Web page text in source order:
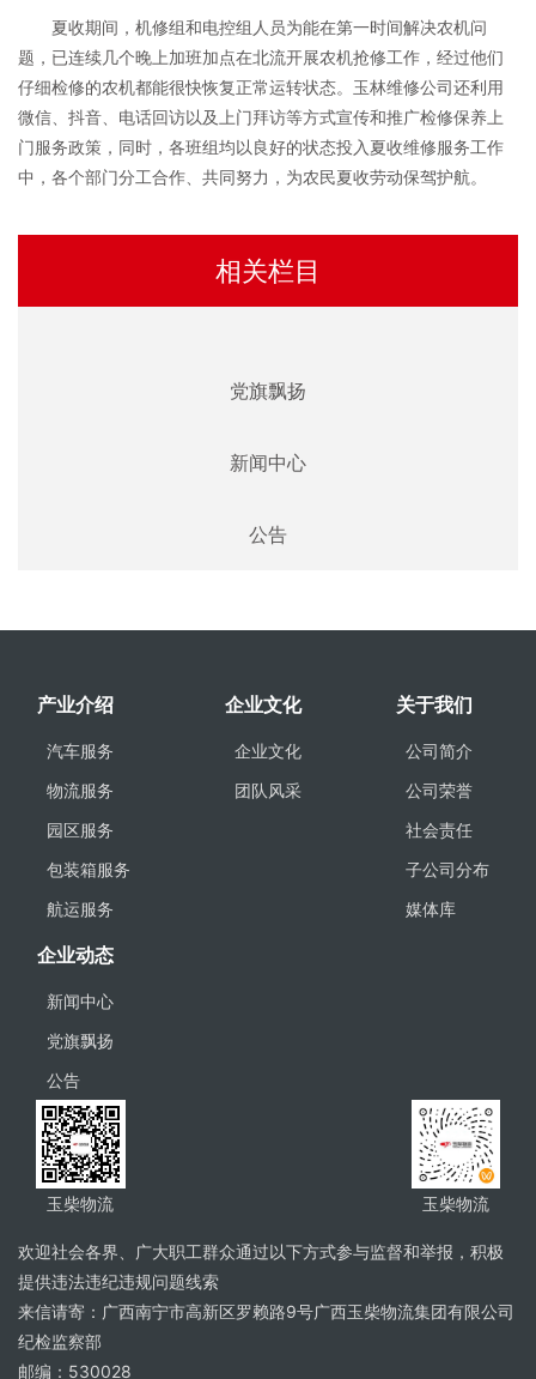
夏收期间，机修组和电控组人员为能在第一时间解决农机问
题，已连续几个晚上加班加点在北流开展农机抢修工作，经过他们
仔细检修的农机都能很快恢复正常运转状态。玉林维修公司还利用
微信、抖音、电话回访以及上门拜访等方式宣传和推广检修保养上
门服务政策，同时，各班组均以良好的状态投入夏收维修服务工作
中，各个部门分工合作、共同努力，为农民夏收劳动保驾护航。
相关栏目
党旗飘扬
新闻中心
公告
产业介绍
汽车服务
物流服务
园区服务
包装箱服务
航运服务
企业文化
企业文化
团队风采
关于我们
公司简介
公司荣誉
社会责任
子公司分布
媒体库
企业动态
新闻中心
党旗飘扬
公告
玉柴物流 玉柴物流
欢迎社会各界、广大职工群众通过以下方式参与监督和举报，积极
提供违法违纪违规问题线索
来信请寄：广西南宁市高新区罗赖路9号广西玉柴物流集团有限公司
纪检监察部
邮编：530028